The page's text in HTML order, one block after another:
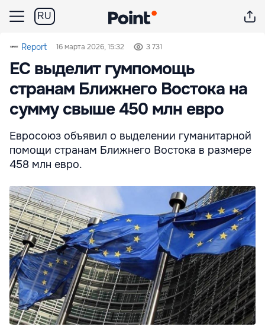
RU
Report 16 марта 2026, 15:32 3 731
ЕС выделит гумпомощь
странам Ближнего Востока на
сумму свыше 450 млн евро
Евросоюз объявил о выделении гуманитарной
помощи странам Ближнего Востока в размере
458 млн евро.